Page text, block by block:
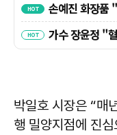
박일호 시장은 “매
행 밀양지점에 진